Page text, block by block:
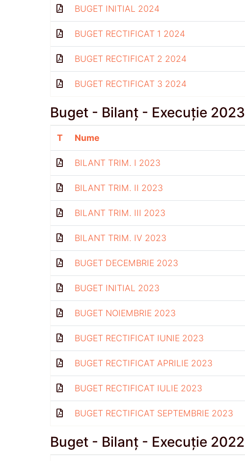
BUGET INITIAL 2024
BUGET RECTIFICAT 1 2024
BUGET RECTIFICAT 2 2024
BUGET RECTIFICAT 3 2024
Buget - Bilanț - Execuție 2023
T Nume
BILANT TRIM. I 2023
BILANT TRIM. II 2023
BILANT TRIM. III 2023
BILANT TRIM. IV 2023
BUGET DECEMBRIE 2023
BUGET INITIAL 2023
BUGET NOIEMBRIE 2023
BUGET RECTIFICAT IUNIE 2023
BUGET RECTIFICAT APRILIE 2023
BUGET RECTIFICAT IULIE 2023
BUGET RECTIFICAT SEPTEMBRIE 2023
Buget - Bilanț - Execuție 2022